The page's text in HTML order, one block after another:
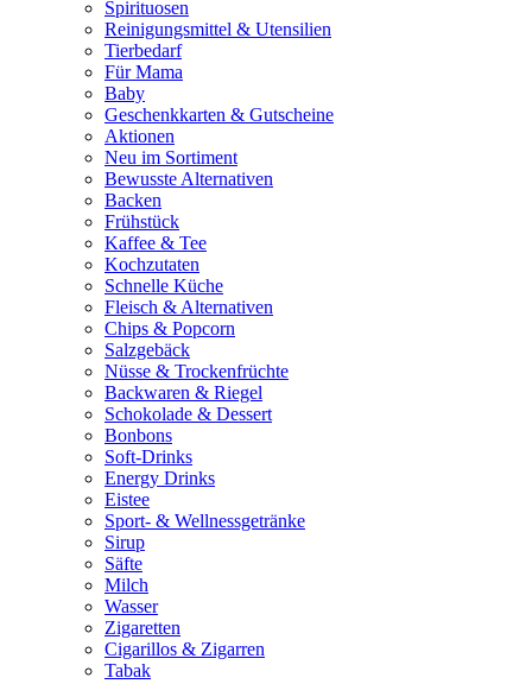
Spirituosen
Reinigungsmittel & Utensilien
Tierbedarf
Für Mama
Baby
Geschenkkarten & Gutscheine
Aktionen
Neu im Sortiment
Bewusste Alternativen
Backen
Frühstück
Kaffee & Tee
Kochzutaten
Schnelle Küche
Fleisch & Alternativen
Chips & Popcorn
Salzgebäck
Nüsse & Trockenfrüchte
Backwaren & Riegel
Schokolade & Dessert
Bonbons
Soft-Drinks
Energy Drinks
Eistee
Sport- & Wellnessgetränke
Sirup
Säfte
Milch
Wasser
Zigaretten
Cigarillos & Zigarren
Tabak